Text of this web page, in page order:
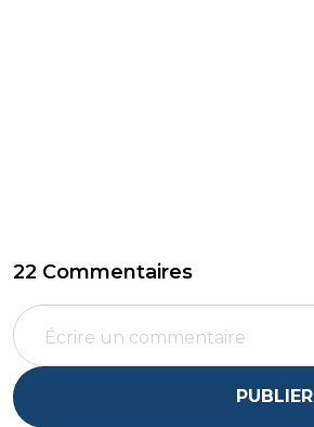
22 Commentaires
PUBLIER